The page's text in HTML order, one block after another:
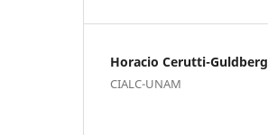
Horacio Cerutti-Guldberg
CIALC-UNAM